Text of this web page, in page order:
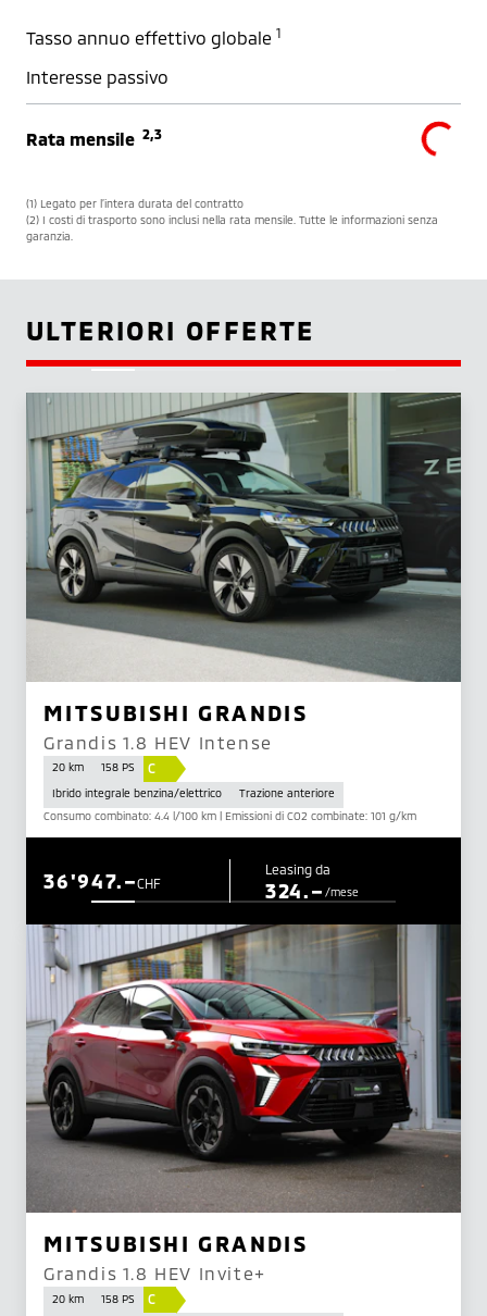
Tasso annuo effettivo globale 1
Interesse passivo
Rata mensile 2,3
(1) Legato per l’intera durata del contratto
(2) I costi di trasporto sono inclusi nella rata mensile. Tutte le informazioni senza
garanzia.
ULTERIORI OFFERTE
MITSUBISHI GRANDIS
Grandis 1.8 HEV Intense
20 km 158 PS C
Ibrido integrale benzina/elettrico
Trazione anteriore
Consumo combinato: 4.4 l/100 km | Emissioni di CO2 combinate: 101 g/km
CHF
36'947.– Leasing da
324.– /mese
MITSUBISHI GRANDIS
Grandis 1.8 HEV Invite+
20 km 158 PS C